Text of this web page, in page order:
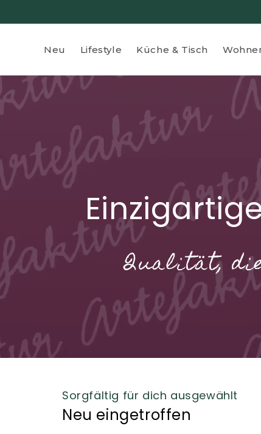
Inhalt
Neu Lifestyle Küche & Tisch
Qualität,
Sorgfältig für dich ausgewählt
Neu eingetroffen